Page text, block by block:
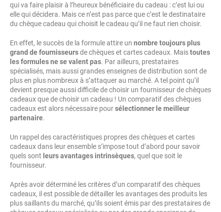
qui va faire plaisir à l’heureux bénéficiaire du cadeau : c’est lui ou
elle qui décidera. Mais ce n’est pas parce que c’est le destinataire
du chèque cadeau qui choisit le cadeau qu’il ne faut rien choisir.
En effet, le succès de la formule attire un nombre toujours plus
grand de fournisseursde chèques et cartes cadeaux. Maistoutes
les formules ne se valent pas. Par ailleurs, prestataires
spécialisés, mais aussi grandes enseignes de distribution sont de
plus en plus nombreux à s’attaquer au marché. A tel point qu’il
devient presque aussi difficile de choisir un fournisseur de chèques
cadeaux que de choisir un cadeau ! Un comparatif des chèques
cadeaux est alors nécessaire poursélectionner le meilleur
partenaire.
Un rappel des caractéristiques propres des chèques et cartes
cadeaux dans leur ensemble s’impose tout d’abord pour savoir
quels sont leurs avantages intrinsèques, quel que soit le
fournisseur.
Après avoir déterminé les critères d’un comparatif des chèques
cadeaux, il est possible de détailler les avantages des produits les
plus saillants du marché, qu’ils soient émis par des prestataires de